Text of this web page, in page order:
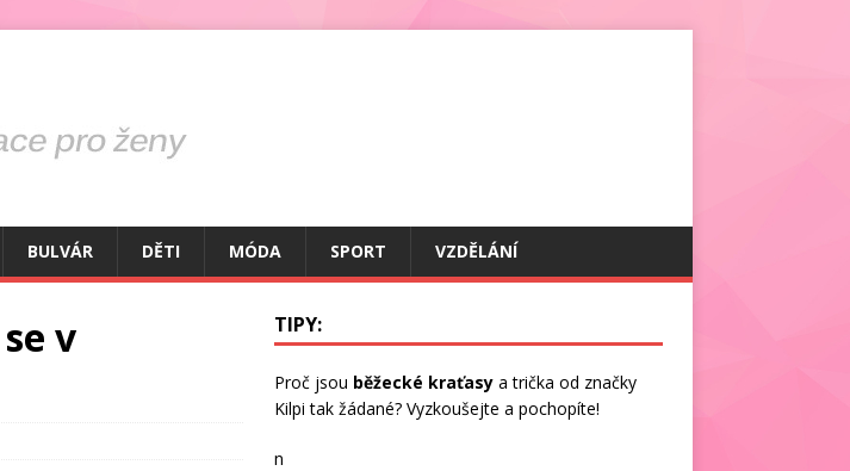
BULVÁR DĚTI MÓDA SPORT VZDĚLÁNÍ
v
TIPY:
Proč jsou běžecké kraťasya trička od značky
Kilpi tak žádané? Vyzkoušejte a pochopíte!
n